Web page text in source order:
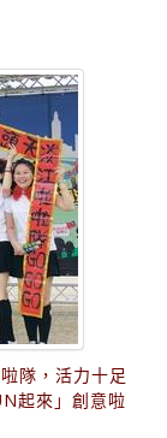
隊，活力十足
起來」創意啦